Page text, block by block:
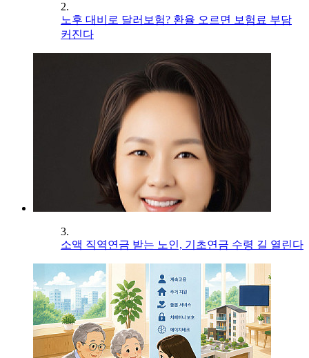
2.
노후 대비로 달러보험? 환율 오르면 보험료 부담
커진다
3.
소액 직역연금 받는 노인, 기초연금 수령 길 열린다